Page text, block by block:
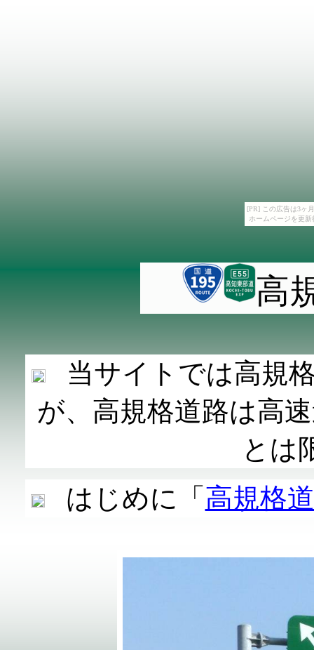
[PR] この広告は3ヶ
ホームページを更
高
当サイトでは高規
が、高規格道路は高
とは
はじめに「 高規格